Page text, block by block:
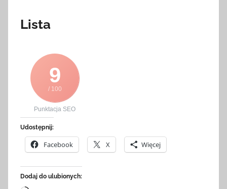
Lista
9
/ 100
Punktacja SEO
Udostępnij:
Facebook X Więcej
Dodaj do ulubionych: